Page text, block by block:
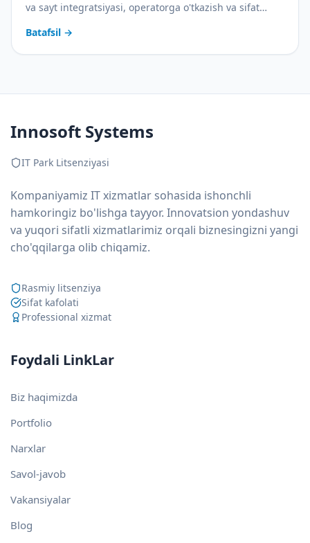
va sayt integratsiyasi, operatorga o'tkazish va sifat
Batafsil →
Innosoft Systems
IT Park Litsenziyasi
Kompaniyamiz IT xizmatlar sohasida ishonchli
hamkoringiz bo'lishga tayyor. Innovatsion yondashuv
va yuqori sifatli xizmatlarimiz orqali biznesingizni yangi
cho'qqilarga olib chiqamiz.
Rasmiy litsenziya
Sifat kafolati
Professional xizmat
Foydali LinkLar
Biz haqimizda
Portfolio
Narxlar
Savol-javob
Vakansiyalar
Blog